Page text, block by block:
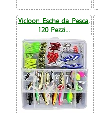
Vicloon Esche da Pesca,
120 Pezzi...